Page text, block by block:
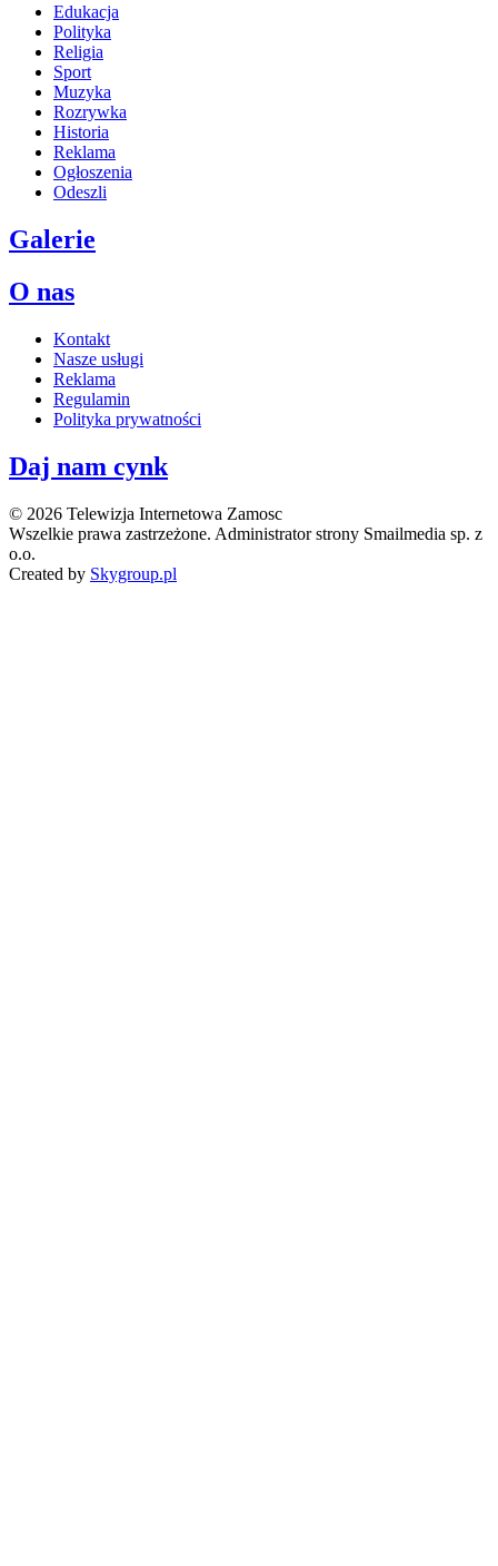
Edukacja
Polityka
Religia
Sport
Muzyka
Rozrywka
Historia
Reklama
Ogłoszenia
Odeszli
Galerie
O nas
Kontakt
Nasze usługi
Reklama
Regulamin
Polityka prywatności
Daj nam cynk
© 2026 Telewizja Internetowa Zamosc
Wszelkie prawa zastrzeżone. Administrator strony Smailmedia sp. z
o.o.
Created by Skygroup.pl